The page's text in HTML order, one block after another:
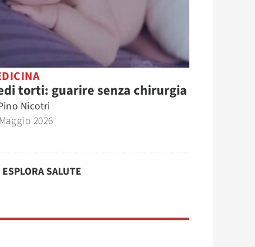
torti: guarire senza chirurgia
Nicotri
2026
ESPLORA SALUTE